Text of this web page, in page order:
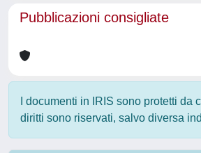
Pubblicazioni consigliate
I documenti in IRIS sono protetti da
diritti sono riservati, salvo diversa